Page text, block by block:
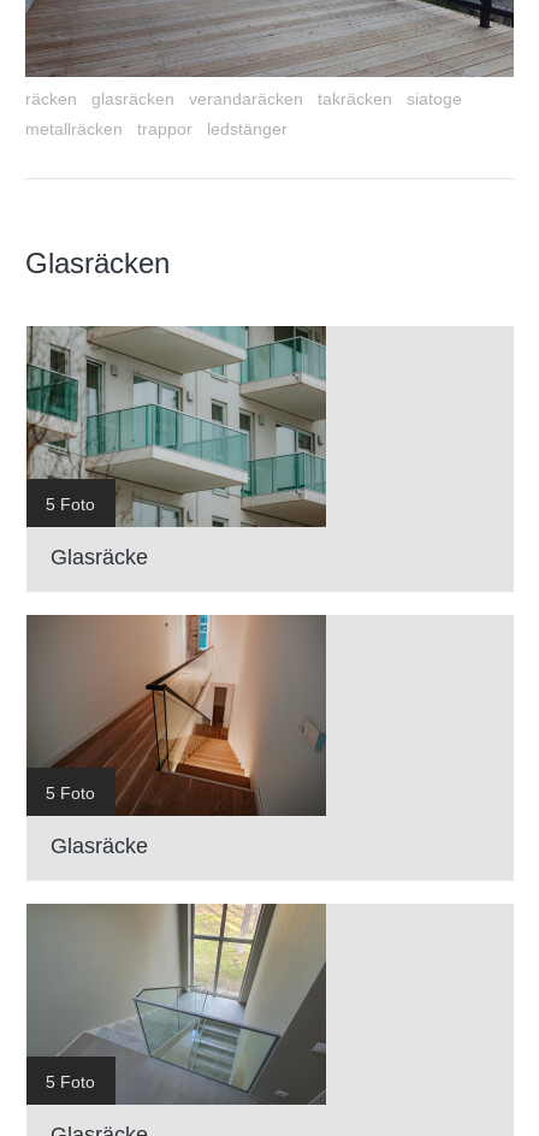
räcken glasräcken verandaräcken takräcken
siatoge
metallräcken
trappor ledstänger
Glasräcken
5 Foto
Glasräcke
5 Foto
Glasräcke
5 Foto